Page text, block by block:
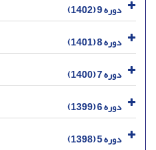
دوره 9 (1402)
دوره 8 (1401)
دوره 7 (1400)
دوره 6 (1399)
دوره 5 (1398)